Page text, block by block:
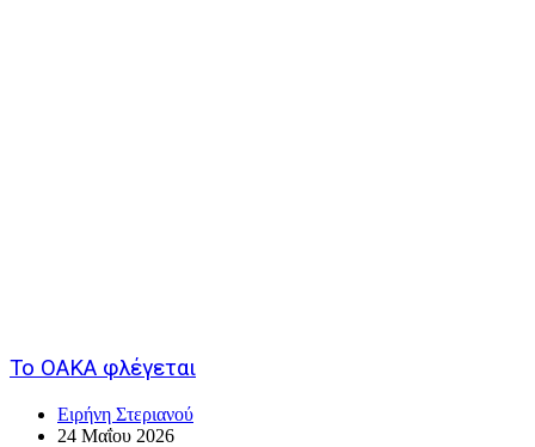
Το ΟΑΚΑ φλέγεται
Ειρήνη Στεριανού
24 Μαΐου 2026